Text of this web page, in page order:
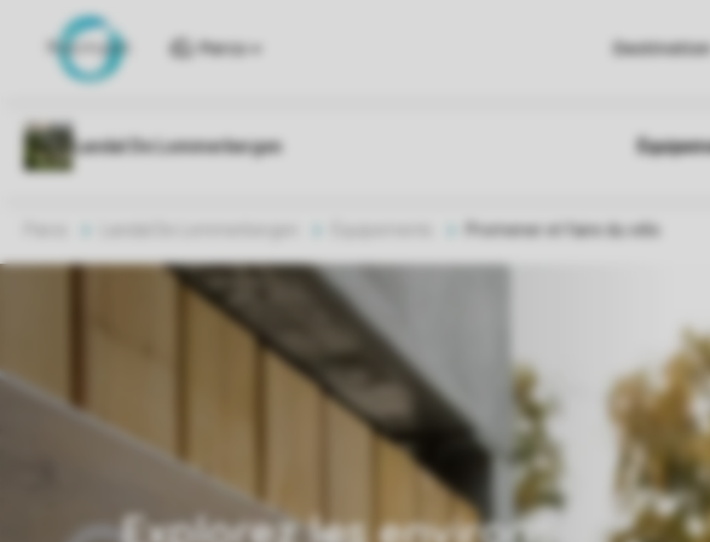
Parcs Destination
Promener et faire du vélo